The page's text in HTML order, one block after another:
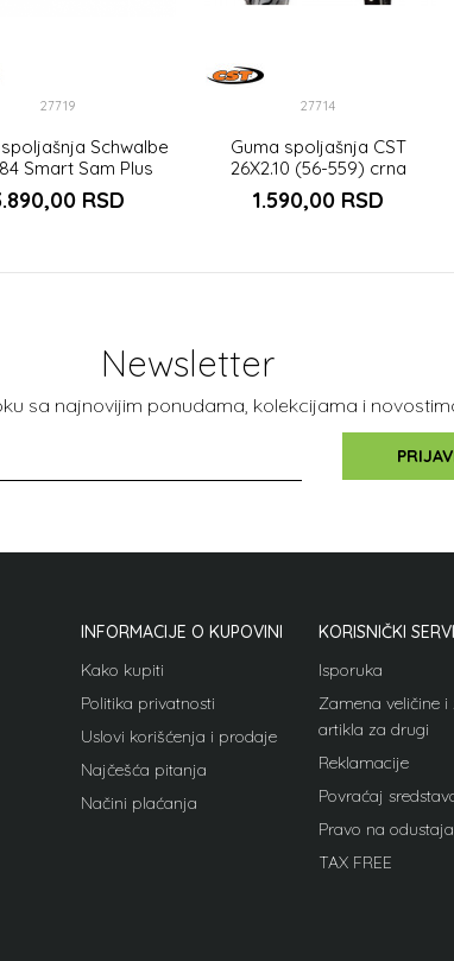
27719
Schwalbe
Smart Sam Plus
HS476 RSD
27714
Guma spoljašnja CST
26X2.10 (56-559) crna
1.590,00 RSD
Newsletter
sa najnovijim ponudama, kolekcijama i
INFORMACIJE O KUPOVINI
Kako kupiti
Politika privatnosti
Uslovi korišćenja i prodaje
Najčešća pitanja
Načini plaćanja
KORISNIČKI
Isporuka
Zamena veličine i
artikla za drugi
Reklamacije
Povraćaj
Pravo na
TAX FREE